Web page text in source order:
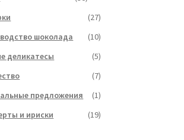
(27)
шоколада
(10)
деликатесы
(5)
(7)
предложения
(1)
и ириски
(19)